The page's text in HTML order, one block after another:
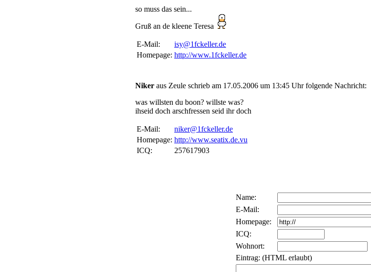
so muss das sein...
Gruß an de kleene Teresa
E-Mail:
isy@1fckeller.de
Homepage: http://www.1fckeller.de
Niker aus Zeule schrieb am 17.05.2006 um 13:45 Uhr folgende Nachricht:
was willsten du boon? willste was?
ihseid doch arschfressen seid ihr doch
E-Mail:
niker@1fckeller.de
Homepage: http://www.seatix.de.vu
ICQ:
257617903
Name:
E-Mail:
Homepage:
ICQ:
Wohnort:
Eintrag: (HTML erlaubt)